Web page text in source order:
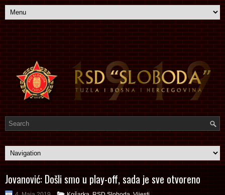
Jovanović: Došli smo u play-off, sada je sve otvoreno